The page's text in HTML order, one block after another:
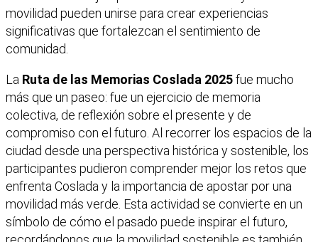
movilidad pueden unirse para crear experiencias
significativas que fortalezcan el sentimiento de
comunidad.
La Ruta de las Memorias Coslada 2025fue mucho
más que un paseo: fue un ejercicio de memoria
colectiva, de reflexión sobre el presente y de
compromiso con el futuro. Al recorrer los espacios de la
ciudad desde una perspectiva histórica y sostenible, los
participantes pudieron comprender mejor los retos que
enfrenta Coslada y la importancia de apostar por una
movilidad más verde. Esta actividad se convierte en un
símbolo de cómo el pasado puede inspirar el futuro,